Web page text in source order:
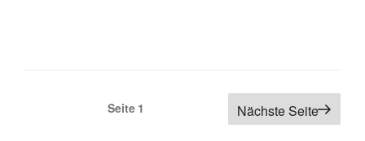
Seitennummerierung
Seite 1 Nächste Seite